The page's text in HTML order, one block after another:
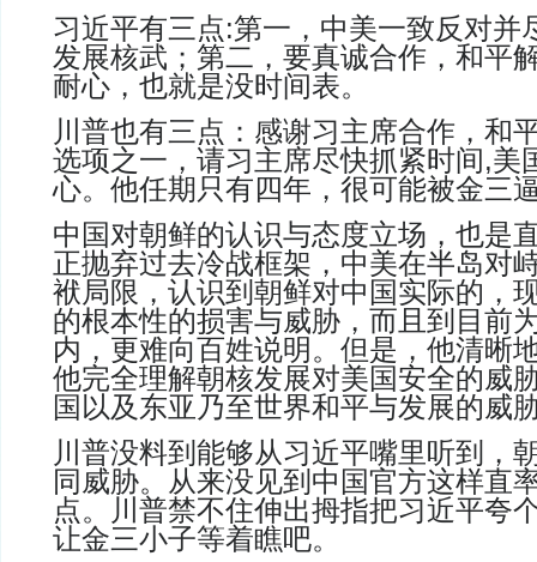
习近平有三点:第一，中美一致反对并
发展核武；第二，要真诚合作，和平
耐心 ，也就是没时间表。
川普也有三点：感谢习主席合作，和
选项之一，请习主席尽快抓紧时间,美
心。他任期只有四年，很可能被金三
中国对朝鲜的认识与态度立场，也是
正抛弃过去冷战框架，中美在半岛对
袱局限，认识到朝鲜对中国实际的，
的根本性的损害与威胁，而且到目前
内，更难向百姓说明。但是，他清晰
他完全理解朝核发展对美国安全的威
国以及东亚乃至世界和平与发展的威
川普没料到能够从习近平嘴里听到，
同威胁。从来没见到中国官方这样直
点。
川普禁不住伸出拇指把习近平夸
让金三小子等着瞧吧。